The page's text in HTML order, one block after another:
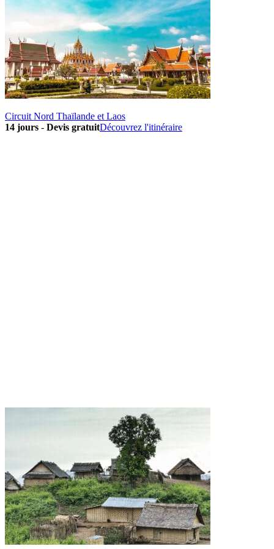
Circuit Nord Thaïlande et Laos
14 jours - Devis gratuitDécouvrez l'itinéraire